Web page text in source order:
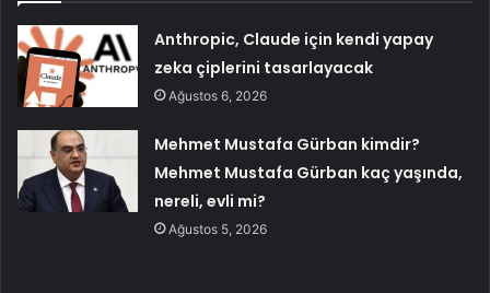
Anthropic, Claude için kendi yapay
zeka çiplerini tasarlayacak
Ağustos 6, 2026
Mehmet Mustafa Gürban kimdir?
Mehmet Mustafa Gürban kaç yaşında,
nereli, evli mi?
Ağustos 5, 2026